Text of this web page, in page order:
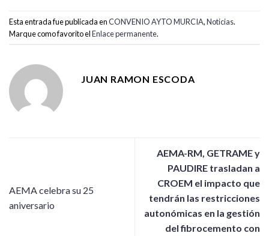
Esta entrada fue publicada enCONVENIO AYTO MURCIA,Noticias.
Marque como favorito elEnlace permanente.
JUAN RAMON ESCODA
AEMA celebra su 25
aniversario
AEMA-RM, GETRAME y
PAUDIRE trasladan a
CROEM el impacto que
tendrán las restricciones
autonómicas en la gestión
del fibrocemento con